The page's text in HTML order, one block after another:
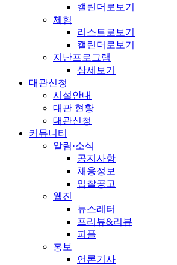
캘린더로보기
체험
리스트로보기
캘린더로보기
지난프로그램
상세보기
대관신청
시설안내
대관 현황
대관신청
커뮤니티
알림·소식
공지사항
채용정보
입찰공고
웹진
뉴스레터
프리뷰&리뷰
피플
홍보
언론기사